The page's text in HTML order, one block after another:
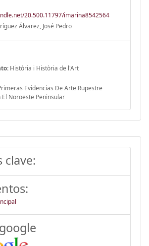
20.500.11797/imarina8542564
Álvarez, José Pedro
Història i Història de l'Art
Evidencias De Arte Rupestre
El Noroeste Peninsular
clave: